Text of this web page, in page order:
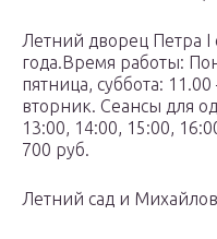
Летний дворец Петра I
года.Время работы:
пятница, суббота:
вторник. Сеансы для
13:00, 14:00, 15:00,
700 руб.
Летний сад и